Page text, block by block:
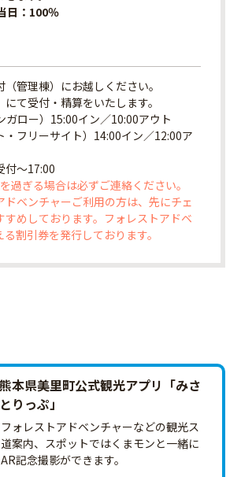
日：100％
管理棟）にお越しください。
て受付・精算をいたします。
ガロー）15:00イン／10:00アウト
・フリーサイト）14:00イン／12:00ア
付〜17:00
過ぎる場合は必ずご連絡ください。
ベンチャーご利用の方は、先にチェ
すめしております。フォレストアドベ
割引券を発行しております。
熊本県美里町公式観光アプリ「みさ
とりっ‪ぷ‬」
ォレストアドベンチャーなどの観光ス
案内、スポットではくまモンと一緒に
記念撮影ができます。